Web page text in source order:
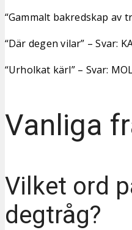
“Gammalt bakredskap av
“Där degen vilar” – Svar:
“Urholkat kärl” – Svar:
Vanliga
Vilket ord
degtråg?